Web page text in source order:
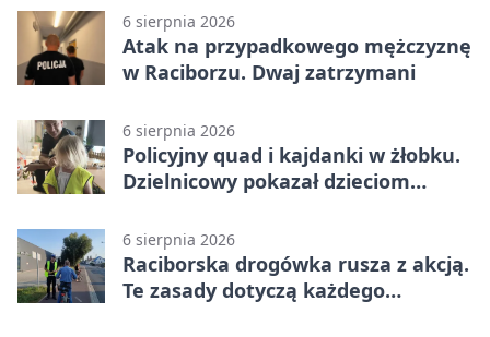
6 sierpnia 2026
Atak na przypadkowego mężczyznę
w Raciborzu. Dwaj zatrzymani
6 sierpnia 2026
Policyjny quad i kajdanki w żłobku.
Dzielnicowy pokazał dzieciom
6 sierpnia 2026
Raciborska drogówka rusza z akcją.
Te zasady dotyczą każdego